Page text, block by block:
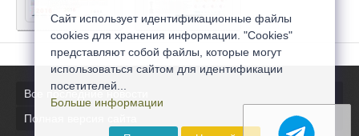
Все последние новости
Полная версия сайта
Сайт использует идентификационные файлы
cookies для хранения информации. "Cookies"
представляют собой файлы, которые могут
использоваться сайтом для идентификации
посетителей...
Больше информации